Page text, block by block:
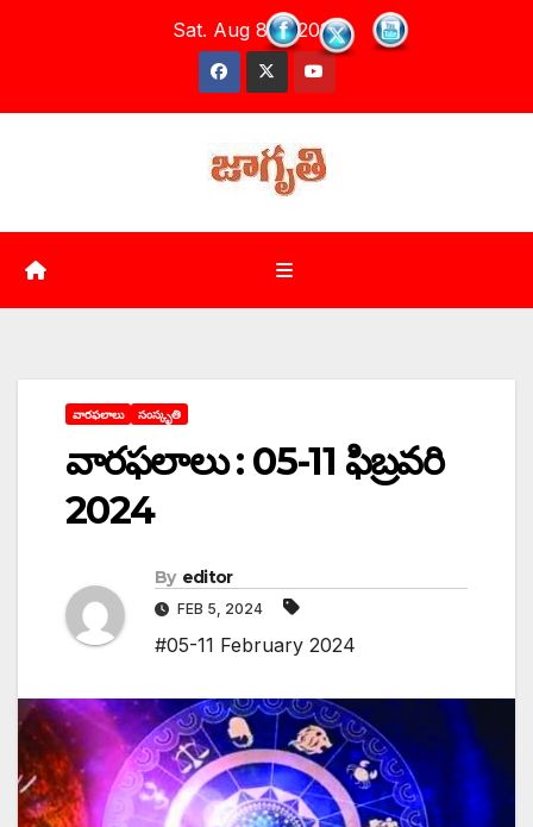
Sat. Aug 8th, 2026
వారఫలాలు సంస్కృతి
వారఫలాలు : 05-11 ఫిబ్రవరి
2024
By editor
FEB 5, 2024
#05-11 February 2024